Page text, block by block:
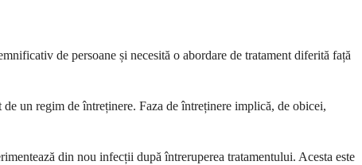
de persoane și necesită o abordare de tratament diferită față
un regim de întreținere. Faza de întreținere implică, de obicei,
din nou infecții după întreruperea tratamentului. Acesta este